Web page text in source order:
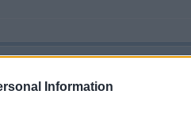
Information
meginaja pardot e36 318is ar m10